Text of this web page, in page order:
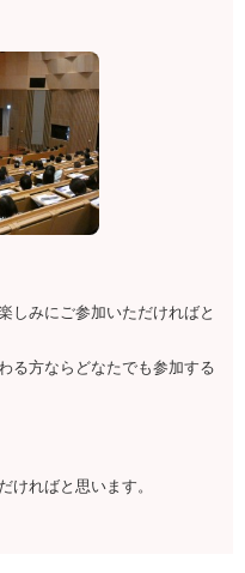
しみにご参加いただければと
る方ならどなたでも参加する
ければと思います。